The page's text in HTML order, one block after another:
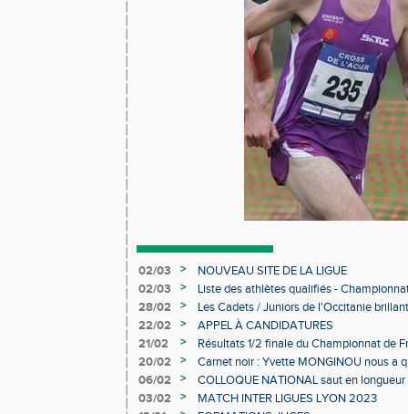
02/03 >
NOUVEAU SITE DE LA LIGUE
02/03
>
Liste des athlètes qualifiés -
Individuels en salle
28/02 >
Les Cadets / Juniors de l'Occitanie
22/02
>
APPEL À CANDIDATURES
21/02
>
Résultats 1/2 finale du Championnat de
20/02
>
Carnet noir : Yvette MONGINOU nous a
06/02
>
COLLOQUE NATIONAL saut en
03/02
>
MATCH INTER LIGUES LYON 2023